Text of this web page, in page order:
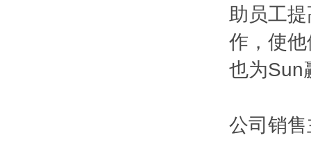
助员工
作，使
也为Sun
公司销